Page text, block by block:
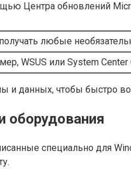
Центра обновлений
любые
WSUS или System
и данных, чтобы быстро
оборудования
специально для